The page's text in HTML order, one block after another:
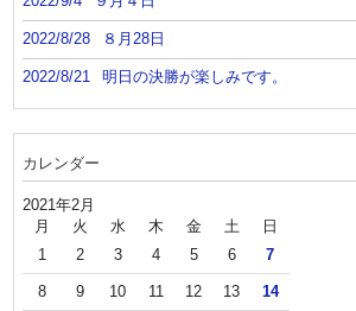
2022/8/28 ８月28日
2022/8/21 明日の決勝が楽しみです。
カレンダー
2021年2月
月 火 水 木 金 土
日
1
2 3 4 5 6 7
8 9 10 11 12 13 14